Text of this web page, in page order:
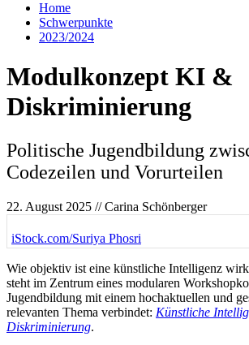
Home
Schwerpunkte
2023/2024
Modulkonzept KI &
Diskriminierung
Politische Jugendbildung
Codezeilen und Vorurteilen
22. August 2025 // Carina Schönberger
iStock.com/Suriya Phosri
Wie objektiv ist eine künstliche Intelligenz
steht im Zentrum eines modularen
Jugendbildung mit einem hochaktuellen und
relevanten Thema verbindet: Künstliche
Diskriminierung.